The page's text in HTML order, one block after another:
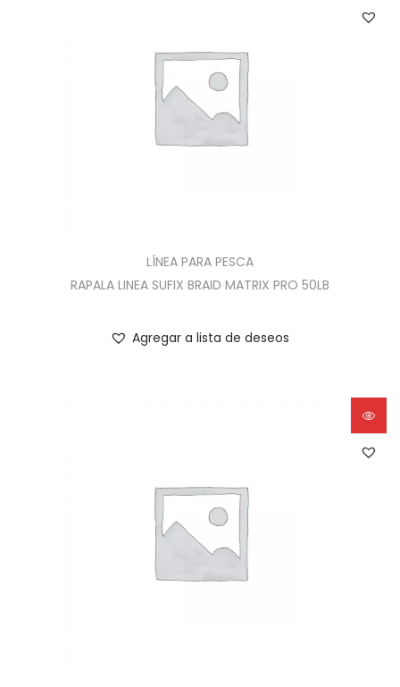
LÍNEA PARA PESCA
RAPALA LINEA SUFIX BRAID MATRIX PRO 50LB
Agregar a lista de deseos